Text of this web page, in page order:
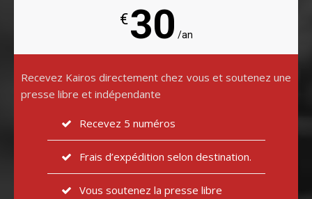
€30 /an
Recevez Kairos directement chez vous et soutenez une
presse libre et indépendante
Recevez 5 numéros
Frais d’expédition selon destination.
Vous soutenez la presse libre